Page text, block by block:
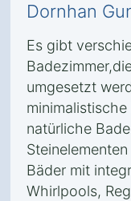
Dornhan
Es gibt
umgesetzt
natürliche
Bäder mit
Whirlpools,